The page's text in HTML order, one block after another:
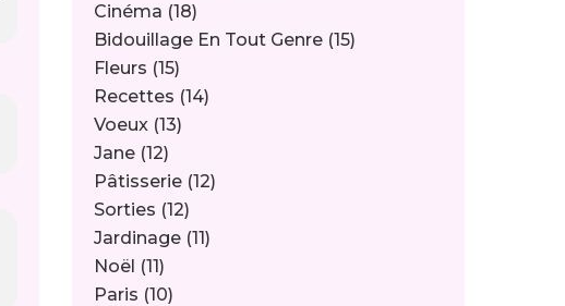
Cinéma (18)
Bidouillage En Tout Genre (15)
Fleurs (15)
Recettes (14)
Voeux (13)
Jane (12)
Pâtisserie (12)
Sorties (12)
Jardinage (11)
Noël (11)
Paris (10)